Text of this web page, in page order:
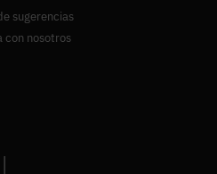
sugerencias
con nosotros